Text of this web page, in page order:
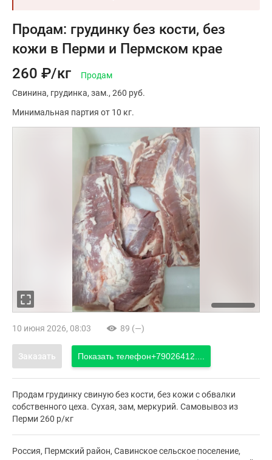
Продам: грудинку без кости, без
кожи в Перми и Пермском крае
260 ₽/кг
Продам
Свинина грудинка зам. 260 руб.
Минимальная партия от 10 кг.
10 июня 2026, 08:03 89 (—)
Заказать Показать телефон+79026412....
Продам грудинку свиную без кости, без кожи с обвалки
собственного цеха. Сухая, зам, меркурий. Самовывоз из
Перми 260 р/кг
Россия, Пермский район, Савинское сельское поселение,